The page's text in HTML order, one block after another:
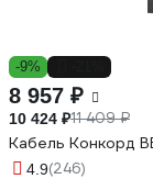
-9%
8 957 ₽
10 424 ₽11 409 ₽
Кабель Конкорд
4.9(246)